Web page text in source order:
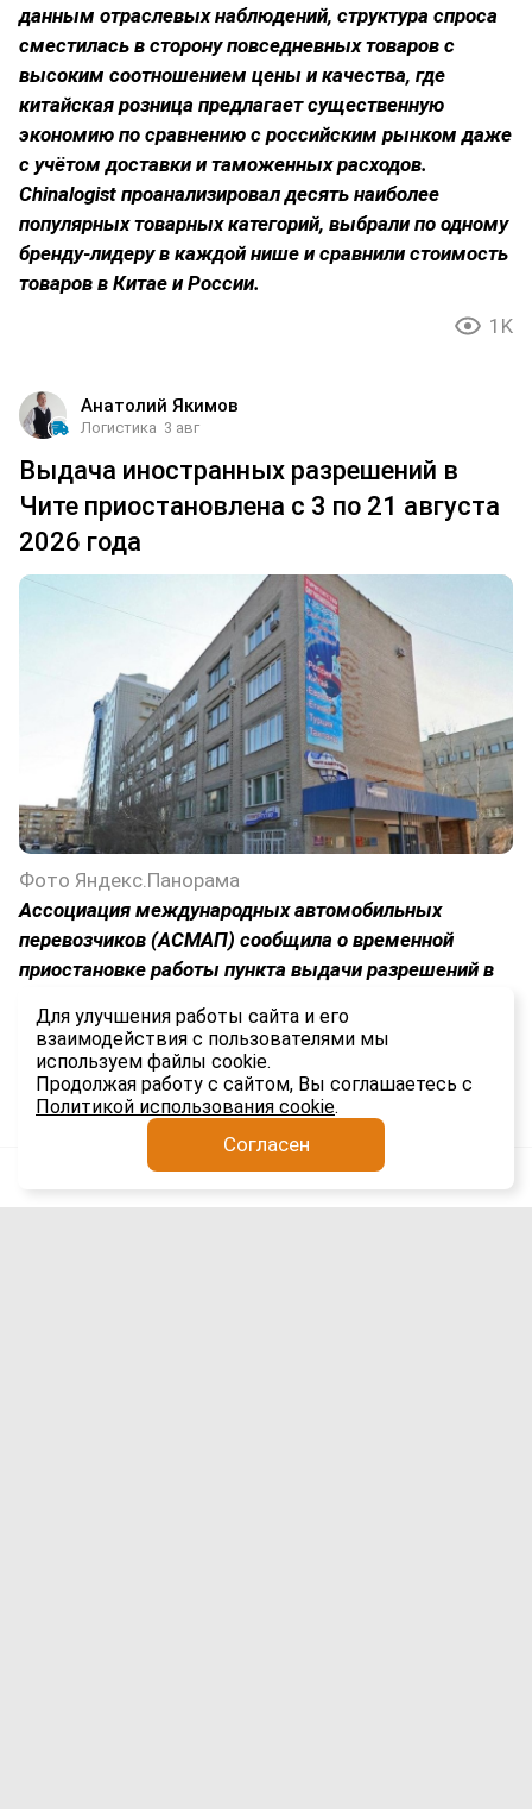
данным отраслевых наблюдений, структура спроса
сместилась в сторону повседневных товаров с
высоким соотношением цены и качества, где
китайская розница предлагает существенную
экономию по сравнению с российским рынком даже
с учётом доставки и таможенных расходов.
Chinalogist проанализировал десять наиболее
популярных товарных категорий, выбрали по одному
бренду-лидеру в каждой нише и сравнили стоимость
товаров в Китае и России.
1K
Анатолий Якимов
Логистика 3 авг
Выдача иностранных разрешений в
Чите приостановлена с 3 по 21 августа
2026 года
Фото Яндекс.Панорама
Ассоциация международных автомобильных
перевозчиков (АСМАП) сообщила о временной
приостановке работы пункта выдачи разрешений в
августа 2026 года.
Анатолий Якимов
Логистика 3 авг
Для улучшения работы сайта и его
взаимодействия с пользователями мы
используем файлы cookie.
Продолжая работу с сайтом, Вы соглашаетесь с
Политикой использования cookie.
Согласен